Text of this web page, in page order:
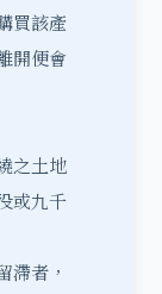
買該產
開便會
之土地
或九千
滯者，